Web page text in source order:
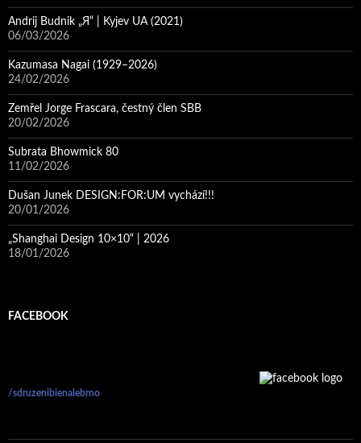
Andrij Budnik „Я“ | Kyjev UA (2021)
06/03/2026
Kazumasa Nagai (1929–2026)
24/02/2026
Zemřel Jorge Frascara, čestný člen SBB
20/02/2026
Subrata Bhowmick 80
11/02/2026
Dušan Junek DESIGN:FOR:UM vychází!!!
20/01/2026
„Shanghai Design 10×10“ | 2026
18/01/2026
FACEBOOK
/sdruzenibienalebrno